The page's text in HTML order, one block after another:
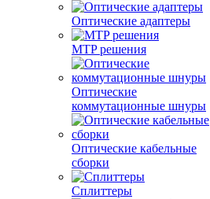
Оптические адаптеры
MTP решения
Оптические
коммутационные шнуры
Оптические кабельные
сборки
Сплиттеры